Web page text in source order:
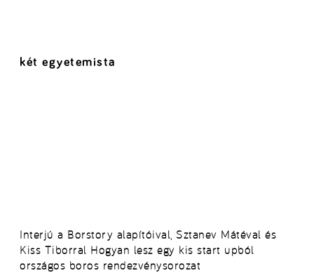
két egyetemista
Interjú a Borstory alapítóival, Sztanev Mátéval és
Kiss Tiborral Hogyan lesz egy kis start upból
országos boros rendezvénysorozat